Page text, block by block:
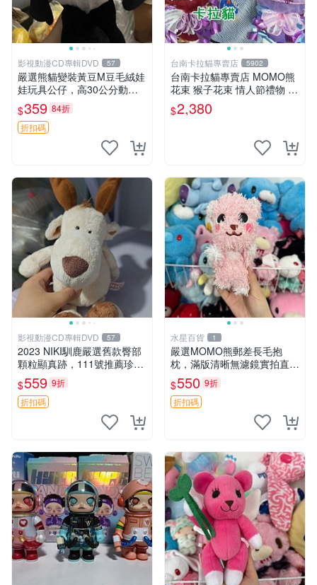
影視動漫CD專輯DVD 57
嚴選熊貓變裝黃豆M豆毛絨娃
娃玩具公仔，高30公分動漫
周邊 熊貓 變裝 公仔
$359 84折
折扣碼
台南卡拉貓專賣店 5902
台南卡拉貓專賣店 MOMO熊
花束 猴子花束 情人節禮物 二
選一 可繡字 可今天寄明天到
$2,380
影視動漫CD專輯DVD 57
2023 NIKI馴鹿嚴選舊款臀部
顆粒顯真跡，111號推薦珍藏
品 馴鹿 舊款 尾巴顆粒
$559 9折
折扣碼
水星百貨 1
嚴選MOMO熊郵差長毛抱
枕，滿版清晰無濾鏡實拍直
銷。每周新品到貨，不容錯
過！ 郵差熊 長毛 抱枕
$550 9折
折扣碼